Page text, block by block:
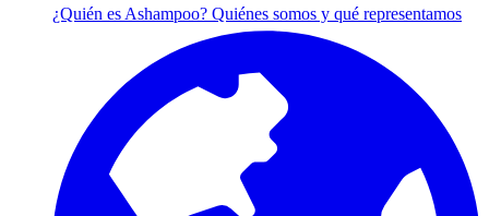
¿Quién es Ashampoo? Quiénes somos y qué representamos